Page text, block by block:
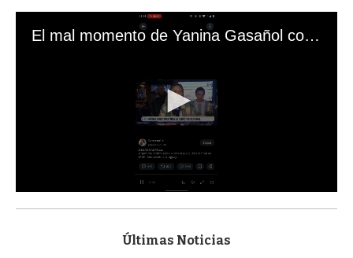
El mal momento de Yanina Gasañol con un hincha argentino en "Subrayado"
s
Últimas Noticias